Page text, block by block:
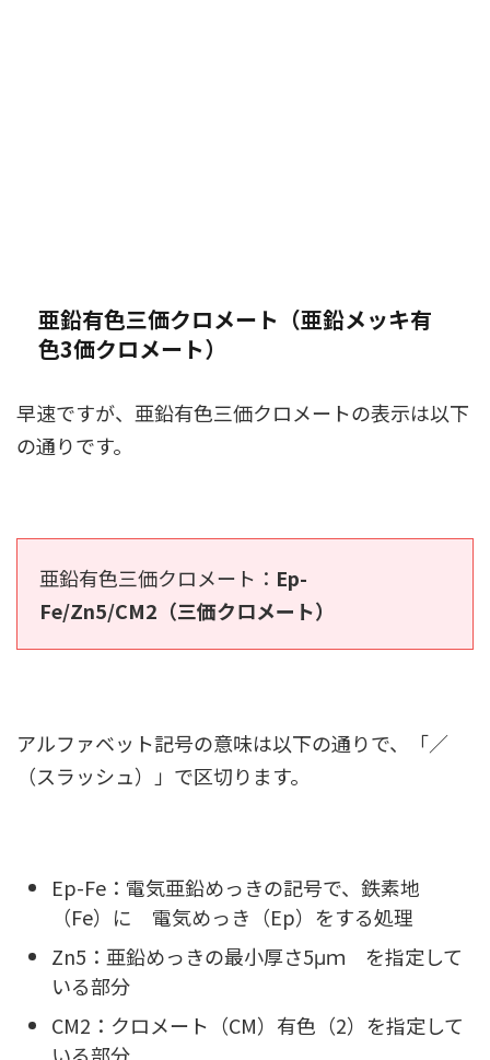
亜鉛有色三価クロメート（亜鉛メッキ有
色3価クロメート）
早速ですが、亜鉛有色三価クロメートの表示は以下
の通りです。
亜鉛有色三価クロメート： Ep-
Fe/Zn5/CM2（三価クロメート）
アルファベット記号の意味は以下の通りで、「／
（スラッシュ）」で区切ります。
Ep-Fe：電気亜鉛めっきの記号で、鉄素地
（Fe）に 電気めっき（Ep）をする処理
Zn5：亜鉛めっきの最小厚さ5μｍ を指定して
いる部分
CM2：クロメート（CM）有色（2）を指定して